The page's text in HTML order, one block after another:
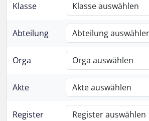
Klasse
Abteilung
Orga
Akte
Register